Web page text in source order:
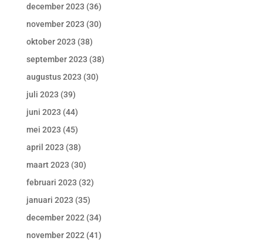
december 2023 (36)
november 2023 (30)
oktober 2023 (38)
september 2023 (38)
augustus 2023 (30)
juli 2023 (39)
juni 2023 (44)
mei 2023 (45)
april 2023 (38)
maart 2023 (30)
februari 2023 (32)
januari 2023 (35)
december 2022 (34)
november 2022 (41)